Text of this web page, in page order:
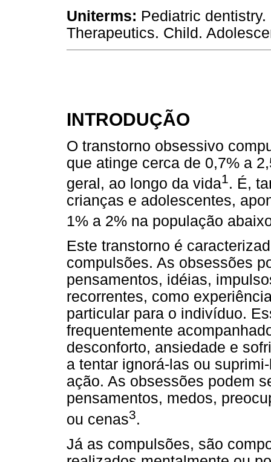
Uniterms: Pediatric
Therapeutics. Child.
INTRODUÇÃO
O transtorno obsessivo
que atinge cerca de 0,7% a
geral, ao longo da vida1. É,
crianças e adolescentes,
1% a 2% na população
Este transtorno é
compulsões. As obsessões
pensamentos, idéias,
recorrentes, como
particular para o indivíduo.
frequentemente
desconforto, ansiedade e
a tentar ignorá-las ou
ação. As obsessões podem
pensamentos, medos,
ou cenas3.
Já as compulsões, são